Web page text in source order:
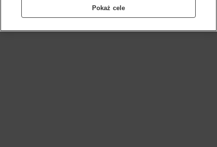
Pokaż cele